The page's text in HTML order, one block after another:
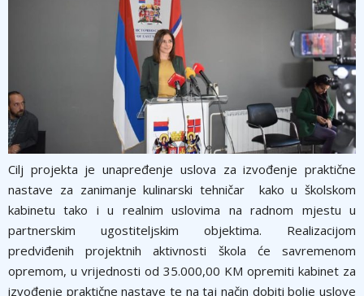
Cilj projekta je unapređenje uslova za izvođenje praktične
nastave za zanimanje kulinarski tehničar kako u školskom
kabinetu tako i u realnim uslovima na radnom mjestu u
partnerskim ugostiteljskim objektima. Realizacijom
predviđenih projektnih aktivnosti škola će savremenom
opremom, u vrijednosti od 35.000,00 KM opremiti kabinet za
izvođenje praktične nastave te na taj način dobiti bolje uslove